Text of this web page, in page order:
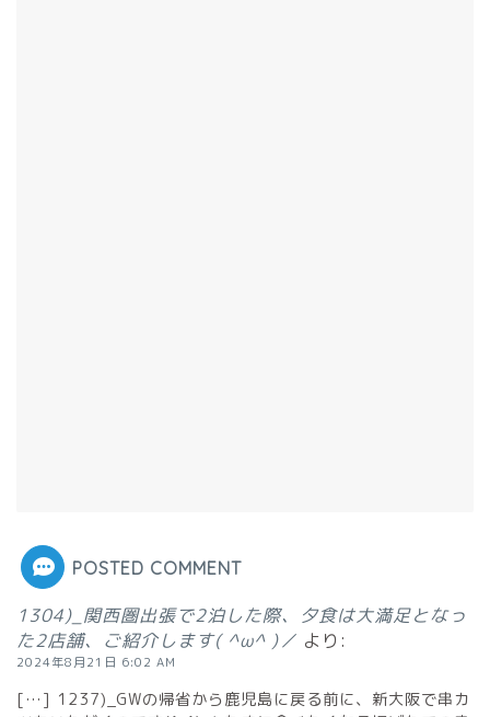
POSTED COMMENT
1304)_関西圏出張で2泊した際、夕食は大満足となっ
た2店舗、ご紹介します( ^ω^ )／ より:
2024年8月21日 6:02 AM
[…] 1237)_GWの帰省から鹿児島に戻る前に、新大阪で串カ